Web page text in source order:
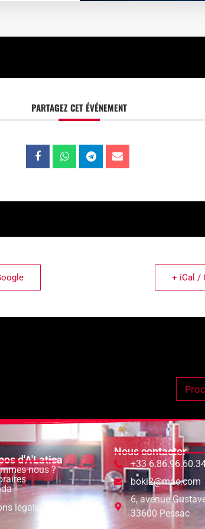
PARTAGEZ CET ÉVÉNEMENT
+ iCal /
d'A'Latica
nous ?
légales
Nous contacter
+33
boki2@mac.com
6, avenue
33600 Pessac